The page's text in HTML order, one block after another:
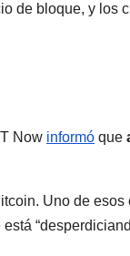
de bloque, y los
Now informó que
Uno de esos